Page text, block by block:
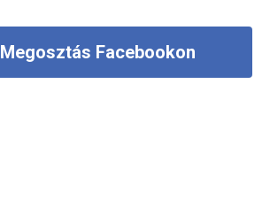
Megosztás Facebookon